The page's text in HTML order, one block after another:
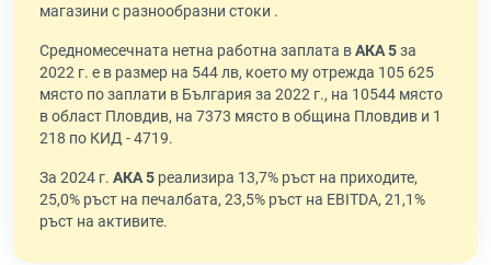
магазини с разнообразни стоки .
Средномесечната нетна работна заплата вАКА 5за
2022 г. е в размер на 544 лв, което му отрежда 105 625
място по заплати в България за 2022 г., на 10544 място
в област Пловдив, на 7373 място в община Пловдив и 1
218 по КИД - 4719.
За 2024 г. АКА 5 реализира 13,7% ръст на приходите,
25,0% ръст на печалбата, 23,5% ръст на EBITDA, 21,1%
ръст на активите.